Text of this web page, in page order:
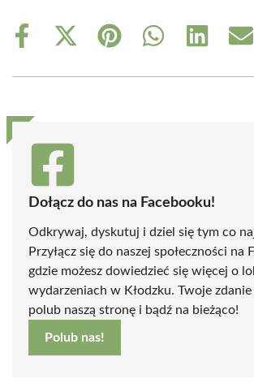
Share
Share
(Twitter)
Share
Share
Share
Dołącz do nas na Facebooku!
Odkrywaj, dyskutuj i dziel się tym co
Przyłącz się do naszej społeczności na
gdzie możesz dowiedzieć się więcej o
wydarzeniach w Kłodzku. Twoje
polub naszą stronę i bądź na bieżąco!
Polub nas!